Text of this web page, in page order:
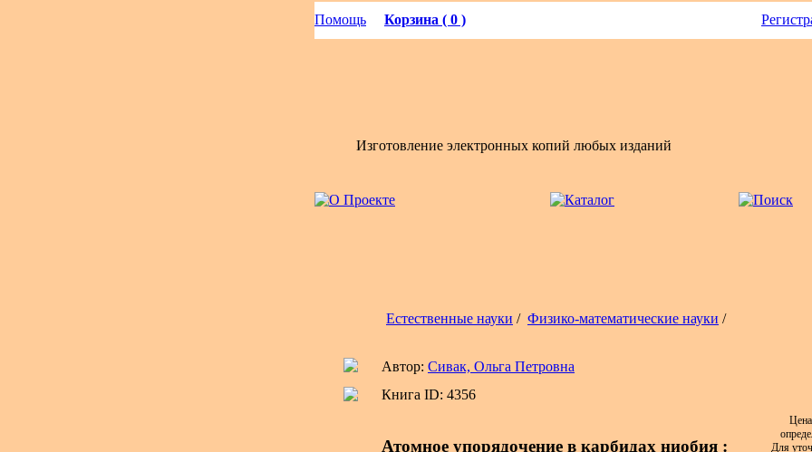
Помощь Корзина ( 0 )
Изготовление электронных копий любых изданий
Естественные науки / Физико-математические науки /
Автор: Сивак, Ольга Петровна
Книга ID: 4356
Атомное упорядочение в карбидах ниобия :
Для